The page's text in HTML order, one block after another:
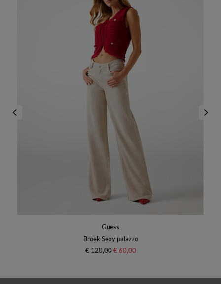
Guess
Broek Sexy palazzo
€ 120,00 € 60,00